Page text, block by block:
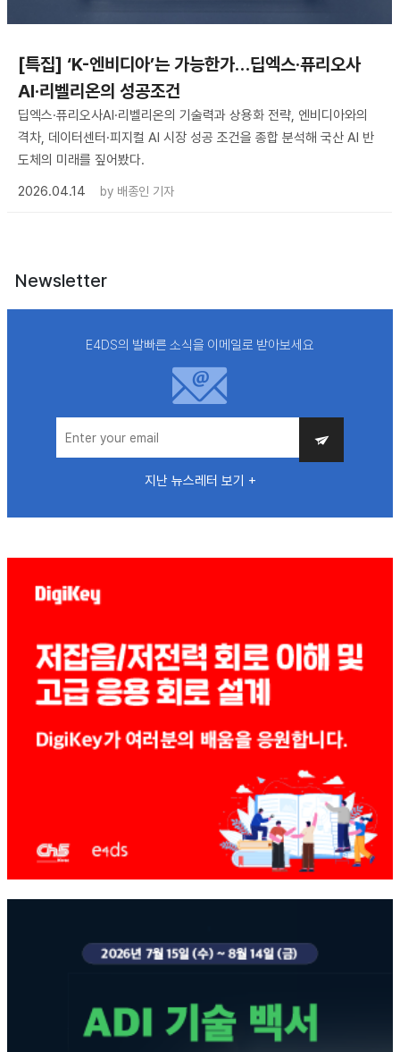
[특집] ‘K-엔비디아’는 가능한가…딥엑스·퓨리오사
AI·리벨리온의 성공조건
딥엑스·퓨리오사AI·리벨리온의 기술력과 상용화 전략, 엔비디아와의
격차, 데이터센터·피지컬 AI 시장 성공 조건을 종합 분석해 국산 AI 반
도체의 미래를 짚어봤다.
2026.04.14
by 배종인 기자
Newsletter
E4DS의 발빠른 소식을 이메일로 받아보세요
지난 뉴스레터 보기 +